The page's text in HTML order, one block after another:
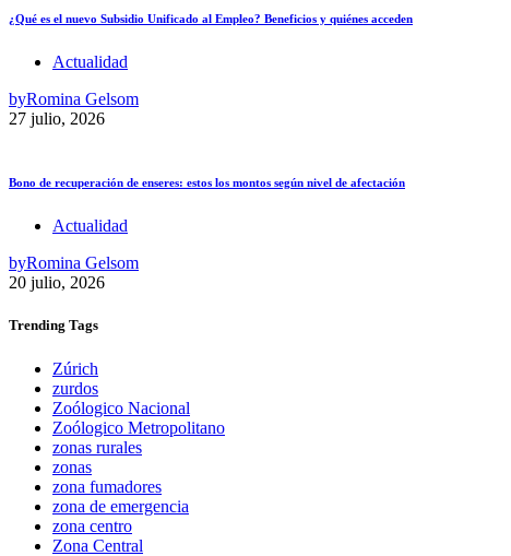
¿Qué es el nuevo Subsidio Unificado al Empleo? Beneficios y quiénes acceden
Actualidad
byRomina Gelsom
27 julio, 2026
Bono de recuperación de enseres: estos los montos según nivel de afectación
Actualidad
byRomina Gelsom
20 julio, 2026
Trending Tags
Zúrich
zurdos
Zoólogico Nacional
Zoólogico Metropolitano
zonas rurales
zonas
zona fumadores
zona de emergencia
zona centro
Zona Central